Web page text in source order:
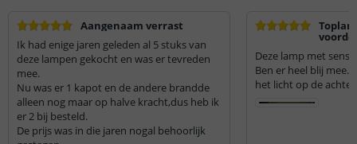
Aangenaam verrast
Ik had enige jaren geleden al 5 stuks van
deze lampen gekocht en was er tevreden
mee.
Nu was er 1 kapot en de andere brandde
alleen nog maar op halve kracht,dus heb ik
er 2 bij besteld.
De prijs was in die jaren nogal behoorlijk
Deze lamp met
Ben er heel blij mee.
het licht op de